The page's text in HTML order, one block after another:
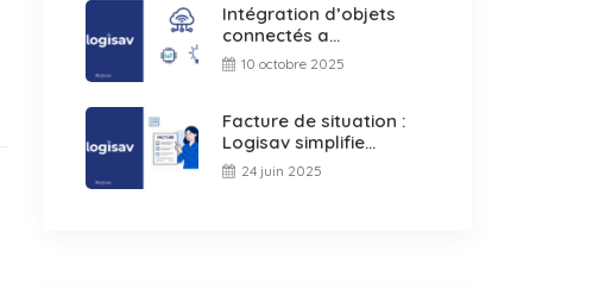
Intégration d’objets
connectés a...
10 octobre 2025
Facture de situation :
Logisav simplifie...
24 juin 2025